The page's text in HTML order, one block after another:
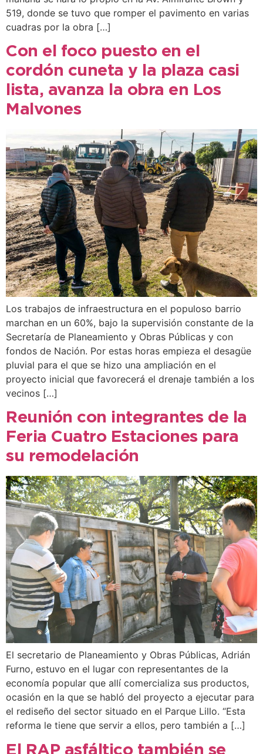
519, donde se tuvo que romper el pavimento en varias
cuadras por la obra […]
Con el foco puesto en el
cordón cuneta y la plaza casi
lista, avanza la obra en Los
Malvones
Los trabajos de infraestructura en el populoso barrio
marchan en un 60%, bajo la supervisión constante de la
Secretaría de Planeamiento y Obras Públicas y con
fondos de Nación. Por estas horas empieza el desagüe
pluvial para el que se hizo una ampliación en el
proyecto inicial que favorecerá el drenaje también a los
vecinos […]
Reunión con integrantes de la
Feria Cuatro Estaciones para
su remodelación
El secretario de Planeamiento y Obras Públicas, Adrián
Furno, estuvo en el lugar con representantes de la
economía popular que allí comercializa sus productos,
ocasión en la que se habló del proyecto a ejecutar para
el rediseño del sector situado en el Parque Lillo. “Esta
reforma le tiene que servir a ellos, pero también a […]
El RAP asfáltico también se